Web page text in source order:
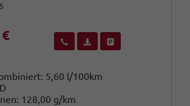
Wir rufen Sie anFahrzeugexposé (PDF)
5,60 l/100km
D
128,00 g/km